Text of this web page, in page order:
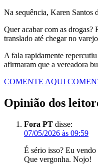
Na sequência, Karen Santos
Quer acabar com as drogas?
translado até chegar no
A fala rapidamente
afirmaram que a vereadora
COMENTE AQUI
Opinião dos
Fora PT disse:
07/05/2026 às 09:59
É sério isso? Eu vendo
Que vergonha. Nojo!